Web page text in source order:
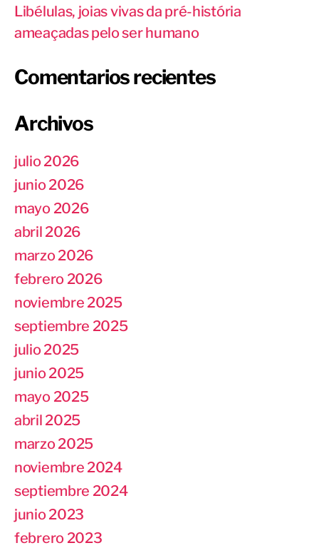
Libélulas, joias vivas da pré-história
ameaçadas pelo ser humano
Comentarios recientes
Archivos
julio 2026
junio 2026
mayo 2026
abril 2026
marzo 2026
febrero 2026
noviembre 2025
septiembre 2025
julio 2025
junio 2025
mayo 2025
abril 2025
marzo 2025
noviembre 2024
septiembre 2024
junio 2023
febrero 2023